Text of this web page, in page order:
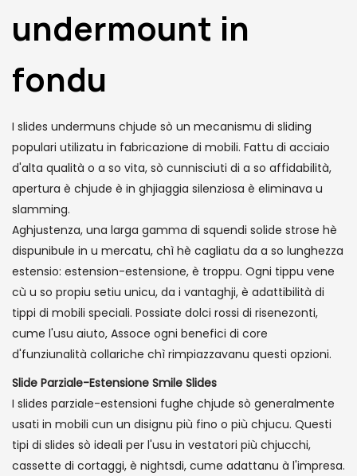
undermount in
fondu
I slides undermuns chjude sò un mecanismu di sliding
populari utilizatu in fabricazione di mobili. Fattu di acciaio
d'alta qualità o a so vita, sò cunnisciuti di a so affidabilità,
apertura è chjude è in ghjiaggia silenziosa è eliminava u
slamming.
Aghjustenza, una larga gamma di squendi solide strose hè
dispunibule in u mercatu, chì hè cagliatu da a so lunghezza
estensio: estension-estensione, è troppu. Ogni tippu vene
cù u so propiu setiu unicu, da i vantaghji, è adattibilità di
tippi di mobili speciali. Possiate dolci rossi di risenezonti,
cume l'usu aiuto, Assoce ogni benefici di core
d'funziunalità collariche chì rimpiazzavanu questi opzioni.
Slide Parziale-Estensione Smile Slides
I slides parziale-estensioni fughe chjude sò generalmente
usati in mobili cun un disignu più fino o più chjucu. Questi
tipi di slides sò ideali per l'usu in vestatori più chjucchi,
cassette di cortaggi, è nightsdi, cume adattanu à l'impresa.